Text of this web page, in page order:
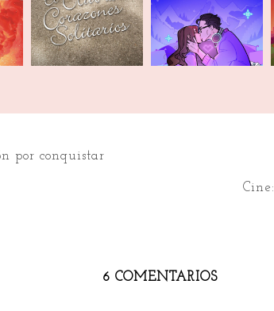
corazones
solitarios
Juego de dos
por conquistar
6 COMENTARIOS